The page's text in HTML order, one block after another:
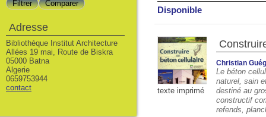
Disponible
texte imprimé
Christian
Le béton
naturel, sain
destiné au
constructif
refends,
Adresse
Bibliothèque Institut Architecture
Allées 19 mai, Route de Biskra
05000 Batna
Algerie
0659753944
contact